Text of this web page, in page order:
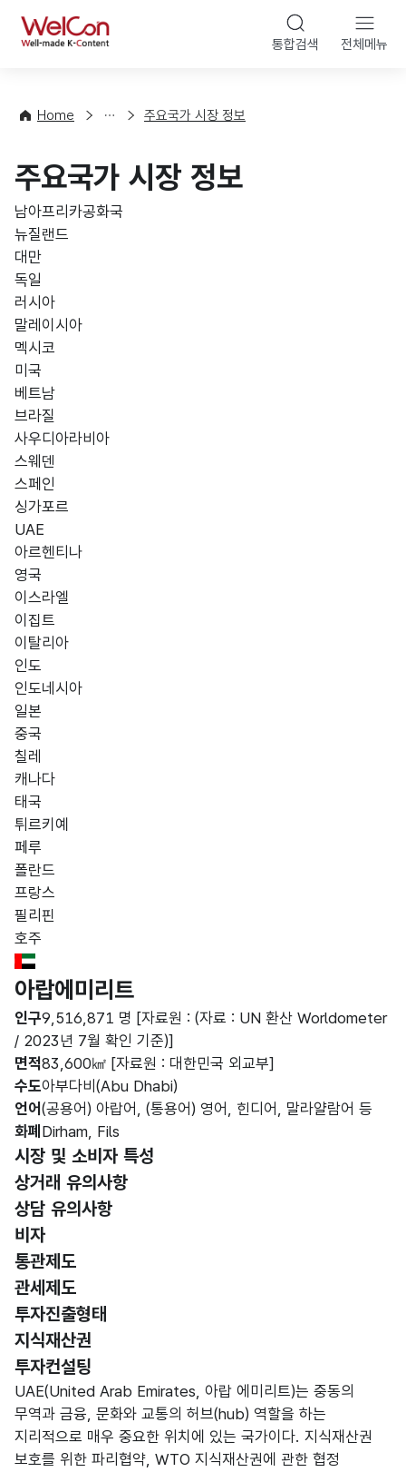
WelCon 통합검색 전체메뉴
Home
향
계
주요국가 시장 정보
주요국가 시장 정보
남아프리카공화국
뉴질랜드
대만
독일
러시아
말레이시아
멕시코
미국
베트남
브라질
사우디아라비아
스웨덴
스페인
싱가포르
UAE
아르헨티나
영국
이스라엘
이집트
이탈리아
인도
인도네시아
일본
중국
칠레
캐나다
태국
튀르키예
페루
폴란드
프랑스
필리핀
호주
United Arab Emirates Flag
아랍에미리트
인구9,516,871 명 [자료원 : (자료 : UN 환산 Worldometer
/ 2023년 7월 확인 기준)]
면적83,600㎢ [자료원 : 대한민국 외교부]
수도아부다비(Abu Dhabi)
언어 (공용어) 아랍어, (통용어) 영어, 힌디어, 말라얄람어 등
화폐 Dirham, Fils
시장 및 소비자 특성
상거래 유의사항
상담 유의사항
비자
통관제도
관세제도
투자진출형태
선택됨
지식재산권
투자컨설팅
지식재산권
UAE(United Arab Emirates, 아랍 에미리트)는 중동의
무역과 금융, 문화와 교통의 허브(hub) 역할을 하는
지리적으로 매우 중요한 위치에 있는 국가이다. 지식재산권
보호를 위한 파리협약, WTO 지식재산권에 관한 협정